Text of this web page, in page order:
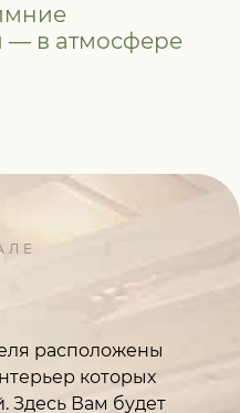
— в атмосфере
расположены
которых
Здесь Вам будет